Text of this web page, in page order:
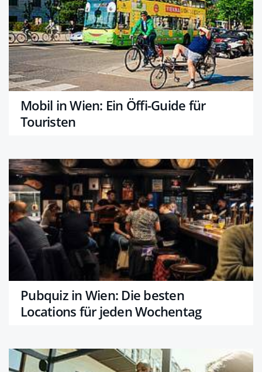
Mobil in Wien: Ein Öffi-Guide für
Touristen
Pubquiz in Wien: Die besten
Locations für jeden Wochentag